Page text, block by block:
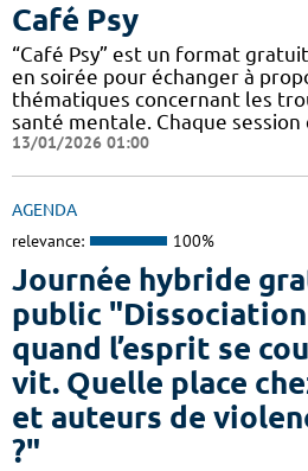
Café Psy
“Café Psy” est un format
en soirée pour échanger à
thématiques concernant les
santé mentale. Chaque
13/01/2026 01:00
AGENDA
relevance: 100%
Journée hybride
public
quand l’esprit se
vit. Quelle place
et auteurs de
?"